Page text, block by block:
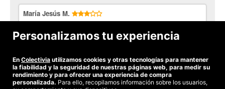
María Jesús M.
Dos horas antes de ir a la cita me avisan por teléfono para
cancelarla. Voy a la nueva cita y tengo que esperar 20
minutos a que me atiendan. El tratamiento duró 40 minutos.
Ver todas las opiniones
Personalizamos tu experiencia
En Colectivia utilizamos cookies y otras tecnologías para mantener
la fiabilidad y la seguridad de nuestras páginas web, para medir su
rendimiento y para ofrecer una experiencia de compra
personalizada. Para ello, recopilamos información sobre los usuarios,